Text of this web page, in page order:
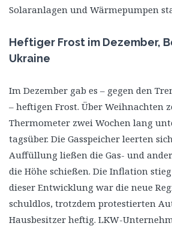
Solaranlagen und Wärmepumpen
Heftiger Frost im Dezember,
Ukraine
Im Dezember gab es – gegen den
– heftigen Frost. Über Weihnachten
Thermometer zwei Wochen lang
tagsüber. Die Gasspeicher leerten
Auffüllung ließen die Gas- und
die Höhe schießen. Die Inflation
dieser Entwicklung war die neue
schuldlos, trotzdem protestierten
Hausbesitzer heftig. LKW-